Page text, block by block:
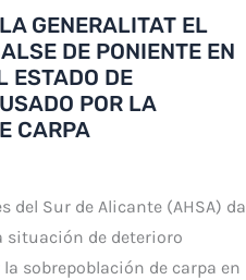
GENERALITAT EL
DE PONIENTE EN
ESTADO DE
POR LA
CARPA
del Sur de Alicante (AHSA) da
situación de deterioro
sobrepoblación de carpa en